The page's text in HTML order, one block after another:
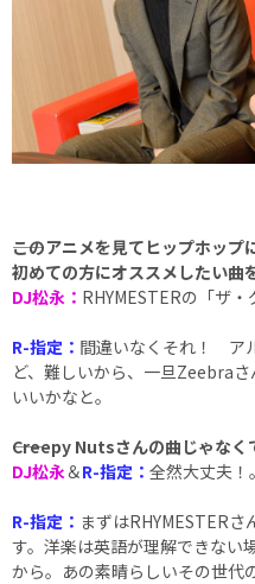
――このアニメを見てヒップホッ
初めての方にオススメしたい曲
DJ松永： RHYMESTERの「ザ・
R-指定： 間違いなくそれ！ ア
ど、難しいから、一旦Zeebra
いいかなと。
――Creepy Nutsさんの曲じゃなく
DJ松永＆R-指定： 全然大丈夫！。
R-指定： まずはRHYMESTER
す。洋楽は英語が理解できない
から。あの素晴らしいその世代